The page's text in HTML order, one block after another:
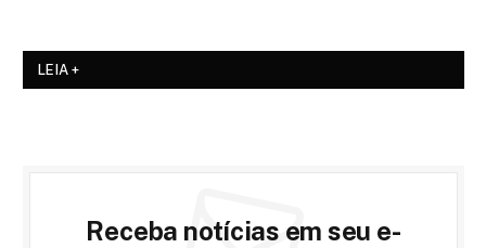
LEIA +
Receba notícias em seu e-